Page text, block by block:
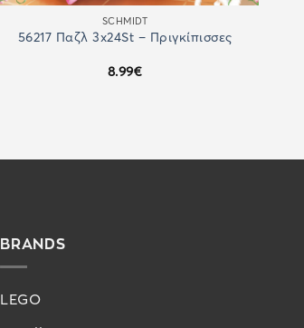
SCHMIDT
56217 Παζλ 3x24St – Πριγκίπισσες
8.99€
BRANDS
LEGO